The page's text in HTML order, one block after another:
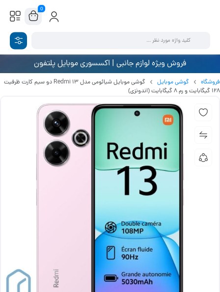
0
فروش ویژه لوازم جانبی | اکسسوری موبایل پلتفون
فروشگاه گوشی موبایل
گوشی موبایل شیائومی مدل Redmi 13 دو سیم کارت ظرفیت
128 گیگابایت و رم 8 گیگابایت (اندونزی)